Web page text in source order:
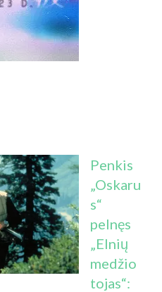
Penkis
„Oskaru
s“
pelnęs
„Elnių
medžio
tojas“: